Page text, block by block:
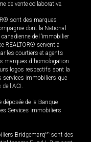
de vente collaborative.
sont des marques
dont la National
de l’immobilier
REALTOR® servent à
les courtiers et agents
marques d'homologation
logos respectifs sont la
services immobiliers que
l'ACI.
de la Banque
Services immobiliers
BridgemarqMD sont des